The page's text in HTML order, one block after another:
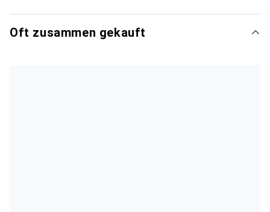
Oft zusammen gekauft